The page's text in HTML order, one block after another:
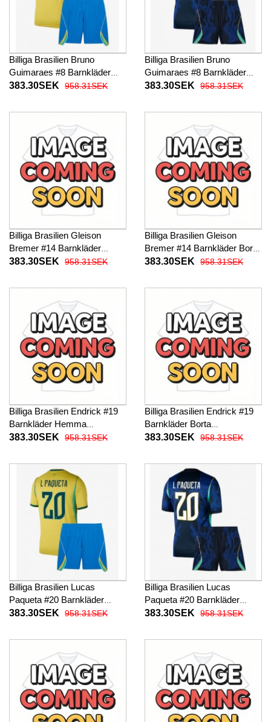
Billiga Brasilien Bruno
Guimaraes #8 Barnkläder
Hemma fotbollskläder till
Korta byxor)
383.30SEK 958.31SEK
Billiga Brasilien Bruno
Guimaraes #8 Barnkläder
Borta fotbollskläder till baby
byxor)
383.30SEK 958.31SEK
Billiga Brasilien Gleison
Bremer #14 Barnkläder
Hemma fotbollskläder till
Korta byxor)
383.30SEK 958.31SEK
Billiga Brasilien Gleison
Bremer #14 Barnkläder Borta
fotbollskläder till baby VM
byxor)
383.30SEK 958.31SEK
Billiga Brasilien Endrick #19
Barnkläder Hemma
fotbollskläder till baby VM
byxor)
383.30SEK 958.31SEK
Billiga Brasilien Endrick #19
Barnkläder Borta
fotbollskläder till baby VM
byxor)
383.30SEK 958.31SEK
Billiga Brasilien Lucas
Paqueta #20 Barnkläder
Hemma fotbollskläder till
Korta byxor)
383.30SEK 958.31SEK
Billiga Brasilien Lucas
Paqueta #20 Barnkläder
Borta fotbollskläder till baby
byxor)
383.30SEK 958.31SEK